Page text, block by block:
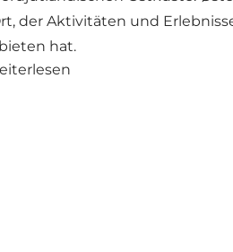
der Aktivitäten und
hat.